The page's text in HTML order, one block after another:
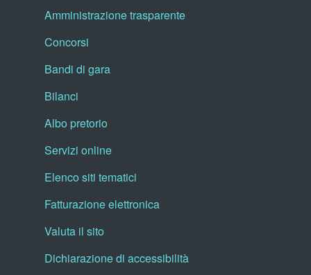
Amministrazione trasparente
Concorsi
Bandi di gara
Bilanci
Albo pretorio
Servizi online
Elenco siti tematici
Fatturazione elettronica
Valuta il sito
Dichiarazione di accessibilità